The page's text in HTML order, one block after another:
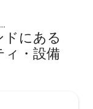
にある
ィ⁠・設⁠備